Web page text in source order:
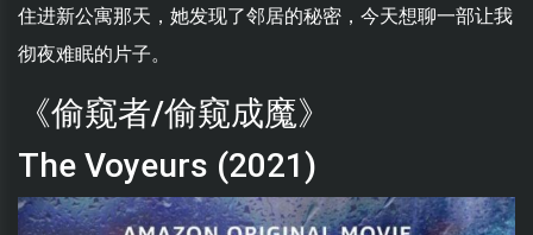
住进新公寓那天，她发现了邻居的秘密，今天想聊一部让我
彻夜难眠的片子。
《偷窥者/偷窥成魔》
The Voyeurs (2021)